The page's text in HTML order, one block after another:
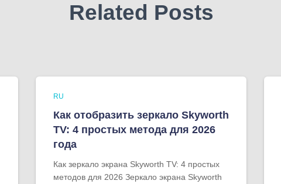
Related Posts
RU
Как отобразить зеркало Skyworth
TV: 4 простых метода для 2026
года
Как зеркало экрана Skyworth TV: 4 простых
методов для 2026 Зеркало экрана Skyworth